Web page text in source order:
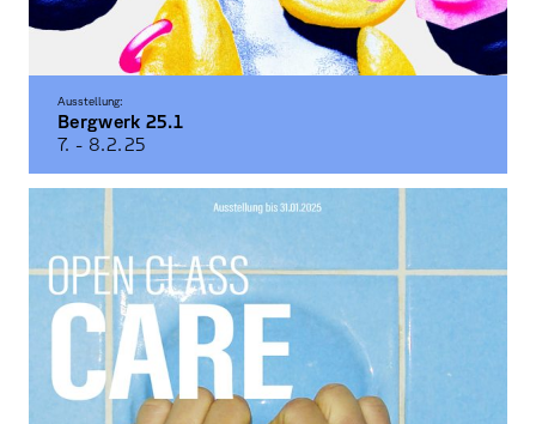
Ausstellung:
Bergwerk 25.1
7. - 8.2.25